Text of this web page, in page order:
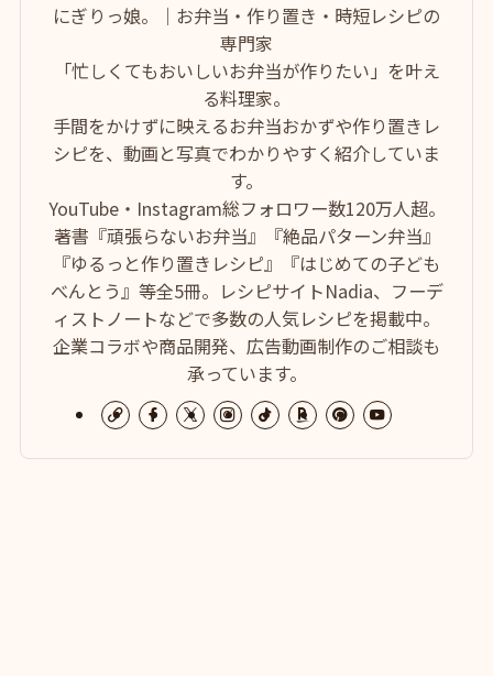
にぎりっ娘。｜お弁当・作り置き・時短レシピの
専門家
「忙しくてもおいしいお弁当が作りたい」を叶え
る料理家。
手間をかけずに映えるお弁当おかずや作り置きレ
シピを、動画と写真でわかりやすく紹介していま
す。
YouTube・Instagram総フォロワー数120万人超。
著書『頑張らないお弁当』『絶品パターン弁当』
『ゆるっと作り置きレシピ』『はじめての子ども
べんとう』等全5冊。レシピサイトNadia、フーデ
ィストノートなどで多数の人気レシピを掲載中。
企業コラボや商品開発、広告動画制作のご相談も
承っています。